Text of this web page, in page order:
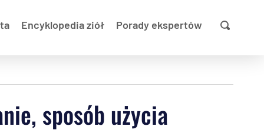
Encyklopedia ziół Porady ekspertów
sposób użycia